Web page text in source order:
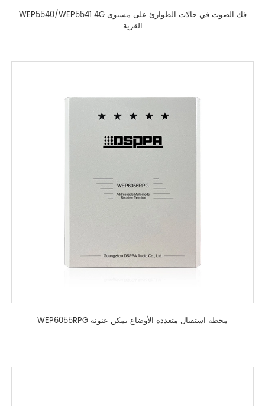
WEP5540/WEP5541 4G فك الصوت في حالات الطوارئ على مستوى
القرية
WEP6055RPG محطة استقبال متعددة الأوضاع يمكن عنونة